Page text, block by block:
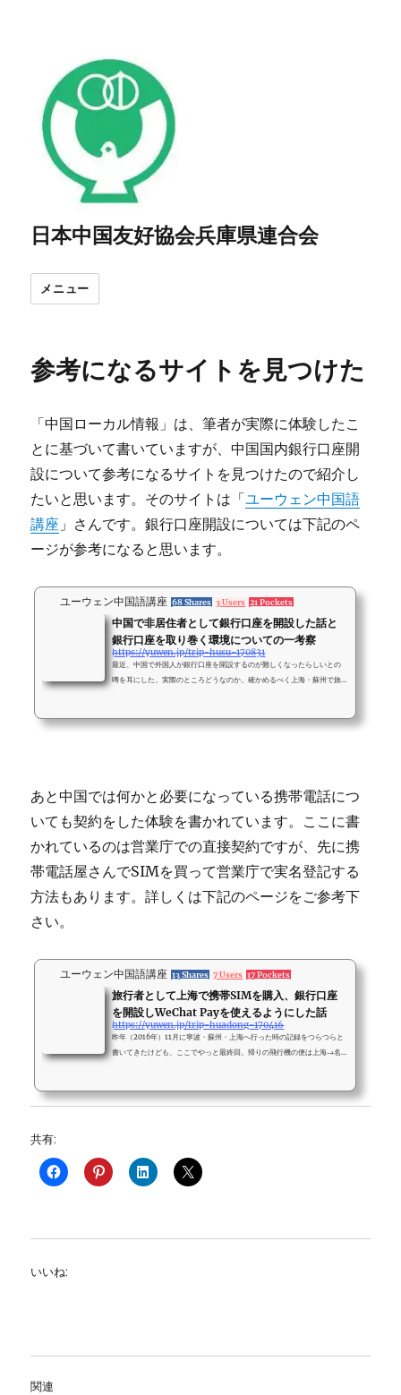
日本中国友好協会兵庫県連合会
メニュー
参考になるサイトを見つけた
「中国ローカル情報」は、筆者が実際に体験したこ
とに基づいて書いていますが、中国国内銀行口座開
設について参考になるサイトを見つけたので紹介し
たいと思います。そのサイトは「ユーウェン中国語
講座 」さんです。銀行口座開設については下記のペ
ージが参考になると思います。
ユーウェン中国語講座 68 Shares 3 Users 21 Pockets
中国で非居住者として銀行口座を開設した話と
銀行口座を取り巻く環境についての一考察
https://yuwen.jp/trip-husu-170831
最近、中国で外国人が銀行口座を開設するのが難しくなったらしいとの
噂を耳にした。実際のところどうなのか。確かめるべく上海・蘇州で旅
あと中国では何かと必要になっている携帯電話につ
いても契約をした体験を書かれています。ここに書
かれているのは営業庁での直接契約ですが、先に携
帯電話屋さんでSIMを買って営業庁で実名登記する
方法もあります。詳しくは下記のページをご参考下
さい。
ユーウェン中国語講座 13 Shares 7 Users 17 Pockets
旅行者として上海で携帯SIMを購入、銀行口座
を開設しWeChat Payを使えるようにした話
https://yuwen.jp/trip-huadong-170416
昨年（2016年）11月に寧波・蘇州・上海へ行った時の記録をつらつらと
書いてきたけども、ここでやっと最終回。帰りの飛行機の便は上海→名
共有:
いいね:
関連